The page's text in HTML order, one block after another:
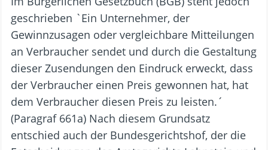
geschrieben `Ein Unternehmer, der
Gewinnzusagen oder vergleichbare Mitteilungen
an Verbraucher sendet und durch die Gestaltung
dieser Zusendungen den Eindruck erweckt, dass
der Verbraucher einen Preis gewonnen hat, hat
dem Verbraucher diesen Preis zu leisten.´
(Paragraf 661a) Nach diesem Grundsatz
entschied auch der Bundesgerichtshof, der die